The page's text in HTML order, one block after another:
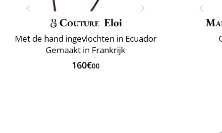
Couture Eloi
Met de hand ingevlochten in Ecuador
Gemaakt in Frankrijk
160€00